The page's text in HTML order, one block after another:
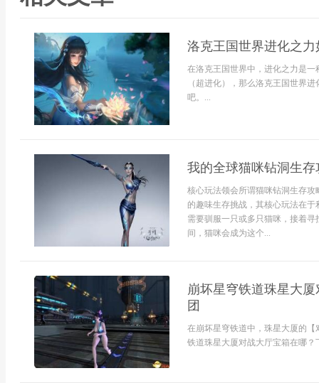
洛克王国世界进化之
在洛克王国世界中，进化之力是
（超进化），那么洛克王国世界
吧。...
我的全球猫咪钻洞生存
核心玩法领会所谓猫咪钻洞生存
的趣味生存挑战，其核心玩法在
需要驯服一只或多只猫咪，接着
间，猫咪会成为这个...
崩坏星穹铁道珠星大
团
在崩坏星穹铁道中，珠星大厦的
铁道珠星大厦对战大厅宝箱在哪